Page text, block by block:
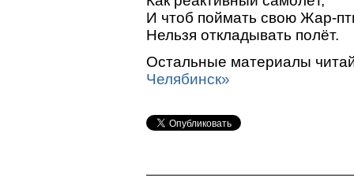
И чтоб поймать свою Жар-
Нельзя откладывать полёт.
Остальные материалы
Челябинск»